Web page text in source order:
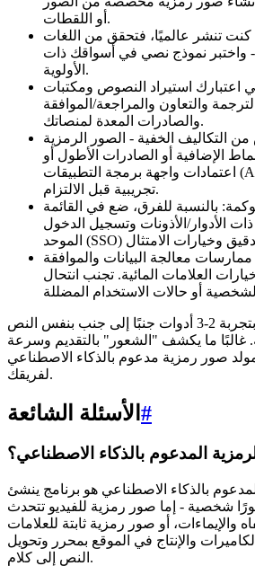
أو اللقطات.
كنت تنشر عالميًا، فتحقق من اللغات
- واختبر نموذج نصي في أسواقك ذات
الأولوية.
استيراد النصوص ومكتبات
والتعاون والمراجعة/الموافقة
والصادرات المعدة لمنصاتك.
التكاليف الخفية - الصور الرمزية
الإضافية أو الصادرات الأطول أو
اعتمادات واجهة برمجة التطبيقات (API). ابدأ بخطة مجانية أو
تجريبية قبل الالتزام.
بالنسبة للفرق، ضع في القائمة
الأدوار/الأذونات وتسجيل الدخول
معالجة البيانات والموافقة
العلامات المائية. تجنب انتحال
نصيحة احترافية: قم بتجربة 2-3 أدوات جنبًا إلى جنب بنفس النص
غالبًا ما يكشف "الشعور" بالتقديم وسرعة
صور رمزية مدعوم بالذكاء الاصطناعي
لفريقك.
الأسئلة الشائعة #
المدعوم بالذكاء الاصطناعي؟
بالذكاء الاصطناعي هو برنامج ينشئ
شخصية - إما صور رمزية للفيديو تتحدث
والإيماءات، أو صور رمزية ثابتة للعلامات
والإنتاج في الموقع بمحرر وتحويل
النص إلى كلام.